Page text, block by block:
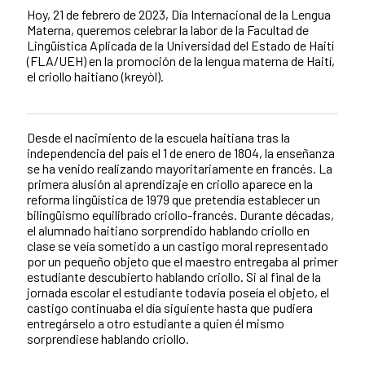
Hoy, 21 de febrero de 2023, Día Internacional de la Lengua
Materna, queremos celebrar la labor de la Facultad de
Lingüística Aplicada de la Universidad del Estado de Haití
(FLA/UEH) en la promoción de la lengua materna de Haití,
el criollo haitiano (kreyòl).
Contenido de la noticia
Desde el nacimiento de la escuela haitiana tras la
independencia del país el 1 de enero de 1804, la enseñanza
se ha venido realizando mayoritariamente en francés. La
primera alusión al aprendizaje en criollo aparece en la
reforma lingüística de 1979 que pretendía establecer un
bilingüismo equilibrado criollo-francés. Durante décadas,
el alumnado haitiano sorprendido hablando criollo en
clase se veía sometido a un castigo moral representado
por un pequeño objeto que el maestro entregaba al primer
estudiante descubierto hablando criollo. Si al final de la
jornada escolar el estudiante todavía poseía el objeto, el
castigo continuaba el día siguiente hasta que pudiera
entregárselo a otro estudiante a quien él mismo
sorprendiese hablando criollo.